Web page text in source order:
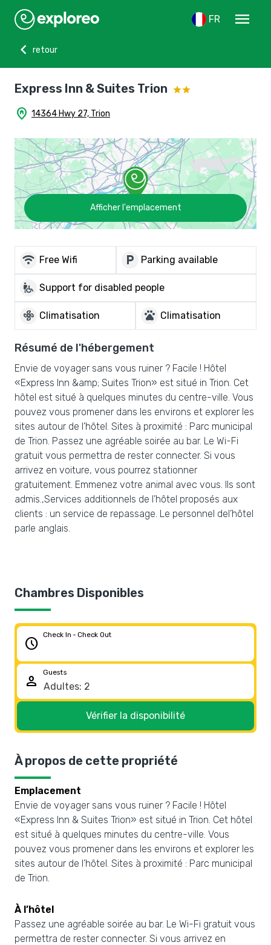
FR
menu
chevron_left
retour
Express Inn & Suites Trion
home_pin 14364 Hwy 27, Trion
Afficher l'emplacement
wifi Free Wifi local_parking Parking available
wheelchair_pickup Support for disabled people
mode_fan Climatisation pets Climatisation
Résumé de l'hébergement
Envie de voyager sans vous ruiner ? Facile ! Hôtel
«Express Inn &amp; Suites Trion» est situé in Trion. Cet
hôtel est situé à quelques minutes du centre-ville. Vous
pouvez vous promener dans les environs et explorer les
sites autour de l’hôtel. Sites à proximité : Parc municipal
de Trion. Passez une agréable soirée au bar. Le Wi-Fi
gratuit vous permettra de rester connecter. Si vous
arrivez en voiture, vous pourrez stationner
gratuitement. Emmenez votre animal avec vous. Ils sont
admis.,Services additionnels de l’hôtel proposés aux
clients : un service de repassage. Le personnel del’hôtel
parle anglais.
Chambres Disponibles
schedule
Check In - Check Out
person
Guests
Vérifier la disponibilité
À propos de cette propriété
Emplacement
Envie de voyager sans vous ruiner ? Facile ! Hôtel
«Express Inn & Suites Trion» est situé in Trion. Cet hôtel
est situé à quelques minutes du centre-ville. Vous
pouvez vous promener dans les environs et explorer les
sites autour de l’hôtel. Sites à proximité : Parc municipal
de Trion.
À l’hôtel
Passez une agréable soirée au bar. Le Wi-Fi gratuit vous
permettra de rester connecter. Si vous arrivez en